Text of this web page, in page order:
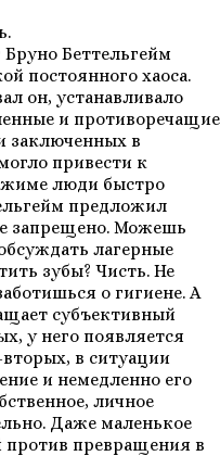
Бруно Беттельгейм
постоянного хаоса.
он, устанавливало
и противоречащие
заключенных в
привести к
люди быстро
предложил
запрещено. Можешь
лагерные
зубы? Чисть. Не
о гигиене. А
субъективный
у него появляется
в ситуации
и немедленно его
личное
Даже маленькое
против превращения в